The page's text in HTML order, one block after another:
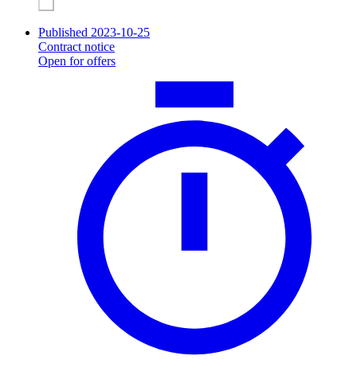
Published 2023-10-25
Contract notice
Open for offers